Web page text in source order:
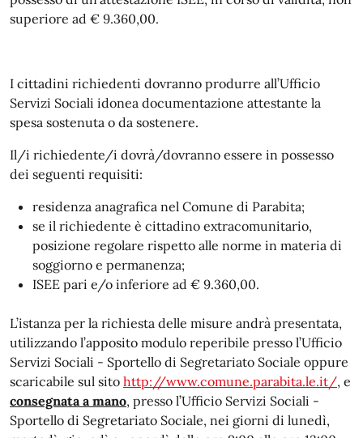
superiore ad € 9.360,00.
I cittadini richiedenti dovranno produrre all’Ufficio
Servizi Sociali idonea documentazione attestante la
spesa sostenuta o da sostenere.
Il/i richiedente/i dovrà/dovranno essere in possesso
dei seguenti requisiti:
residenza anagrafica nel Comune di Parabita;
se il richiedente è cittadino extracomunitario,
posizione regolare rispetto alle norme in materia di
soggiorno e permanenza;
ISEE pari e/o inferiore ad € 9.360,00.
L’istanza per la richiesta delle misure andrà presentata,
utilizzando l’apposito modulo reperibile presso l’Ufficio
Servizi Sociali - Sportello di Segretariato Sociale oppure
scaricabile sul sito http://www.comune.parabita.le.it/, e
consegnata a mano, presso l’Ufficio Servizi Sociali -
Sportello di Segretariato Sociale, nei giorni di lunedì,